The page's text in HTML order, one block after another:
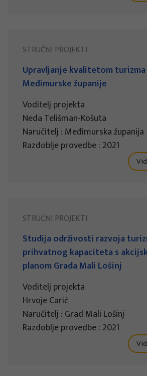
STRUČNI PROJEKTI
Upravljanje kvalitetom turizma
Međimurske županije
Voditelj projekta
Neda Telišman-Košuta
Naručitelj : Međimurska županija
Razdoblje provedbe : 2021
STRUČNI PROJEKTI
Studija održivosti razvoja
prihvatnog kapaciteta s
planom Grada Mali Lošinj
Voditelj projekta
Hrvoje Carić
Naručitelj : Grad Mali Lošinj
Razdoblje provedbe : 2021